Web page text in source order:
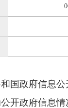
国政府信息
开政府信息